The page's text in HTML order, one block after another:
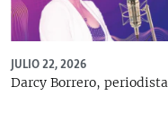
JULIO 22, 2026
Darcy Borrero, periodista